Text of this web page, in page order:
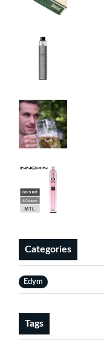
Categories
Edym
Tags